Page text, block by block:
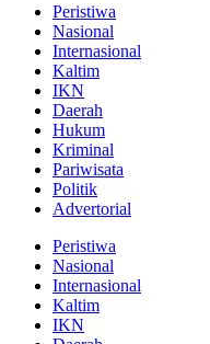
Peristiwa
Nasional
Internasional
Kaltim
IKN
Daerah
Hukum
Kriminal
Pariwisata
Politik
Advertorial
Peristiwa
Nasional
Internasional
Kaltim
IKN